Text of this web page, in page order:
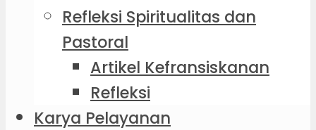
Refleksi Spiritualitas dan
Pastoral
Artikel Kefransiskanan
Refleksi
Karya Pelayanan